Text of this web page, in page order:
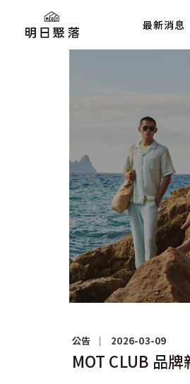
最新消息
公告 2026-03-09
MOT CLUB 品